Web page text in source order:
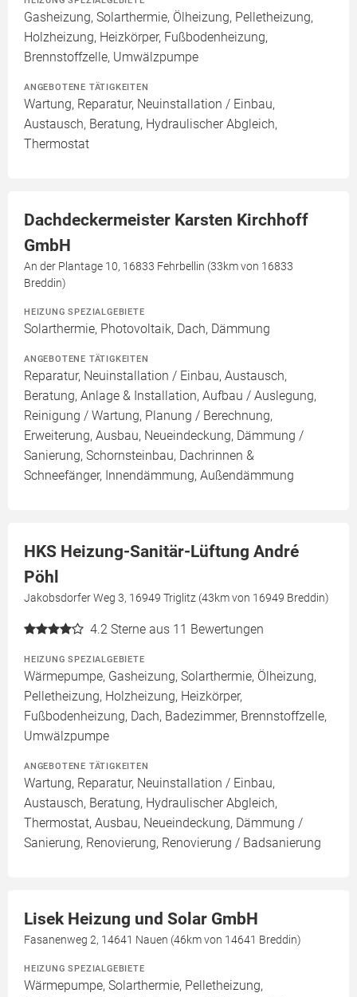
Gasheizung, Solarthermie, Ölheizung, Pelletheizung,
Holzheizung, Heizkörper, Fußbodenheizung,
Brennstoffzelle, Umwälzpumpe
ANGEBOTENE TÄTIGKEITEN
Wartung, Reparatur, Neuinstallation / Einbau,
Austausch, Beratung, Hydraulischer Abgleich,
Thermostat
Dachdeckermeister Karsten Kirchhoff
GmbH
An der Plantage 10, 16833 Fehrbellin (33km von 16833
Breddin)
HEIZUNG SPEZIALGEBIETE
Solarthermie, Photovoltaik, Dach, Dämmung
ANGEBOTENE TÄTIGKEITEN
Reparatur, Neuinstallation / Einbau, Austausch,
Beratung, Anlage & Installation, Aufbau / Auslegung,
Reinigung / Wartung, Planung / Berechnung,
Erweiterung, Ausbau, Neueindeckung, Dämmung /
Sanierung, Schornsteinbau, Dachrinnen &
Schneefänger, Innendämmung, Außendämmung
HKS Heizung-Sanitär-Lüftung André
Pöhl
Jakobsdorfer Weg 3, 16949 Triglitz (43km von 16949 Breddin)
4.2 Sterne aus 11 Bewertungen
HEIZUNG SPEZIALGEBIETE
Wärmepumpe, Gasheizung, Solarthermie, Ölheizung,
Pelletheizung, Holzheizung, Heizkörper,
Fußbodenheizung, Dach, Badezimmer, Brennstoffzelle,
Umwälzpumpe
ANGEBOTENE TÄTIGKEITEN
Wartung, Reparatur, Neuinstallation / Einbau,
Austausch, Beratung, Hydraulischer Abgleich,
Thermostat, Ausbau, Neueindeckung, Dämmung /
Sanierung, Renovierung, Renovierung / Badsanierung
Lisek Heizung und Solar GmbH
Fasanenweg 2, 14641 Nauen (46km von 14641 Breddin)
HEIZUNG SPEZIALGEBIETE
Wärmepumpe, Solarthermie, Pelletheizung,